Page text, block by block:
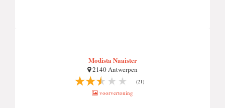
Modista Naaister
2140 Antwerpen
(21)
voorvertoning